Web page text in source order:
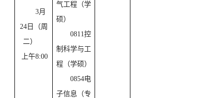
3月
24日（周
二）
上午8:00
气工程（学
硕）
0811控
制科学与工
程（学硕）
0854电
子信息（专